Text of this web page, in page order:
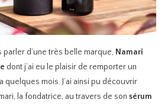
parler d’une très belle marque, Namari
dont j’ai eu le plaisir de remporter un
quelques mois. J’ai ainsi pu découvrir
la fondatrice, au travers de son sérum